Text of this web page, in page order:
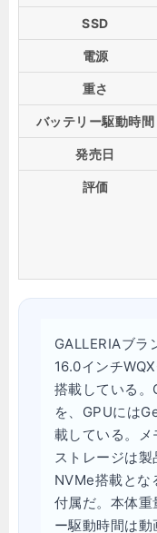
SSD
電源
重さ
バッテリー駆動時間
発売日
評価
GALLERIAブラ
16.0インチ
搭載している
を、GPUには
載している。メ
ストレージは
NVMe搭載とな
付属だ。本体重
ー駆動時間は